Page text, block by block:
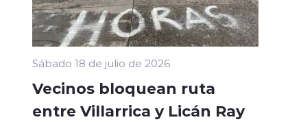
Sábado 18 de julio de 2026
Vecinos bloquean ruta
entre Villarrica y Licán Ray